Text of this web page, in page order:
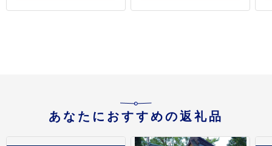
あなたにおすすめの返礼品